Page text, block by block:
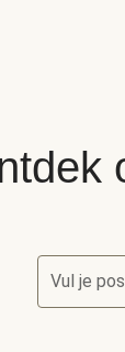
Vul je